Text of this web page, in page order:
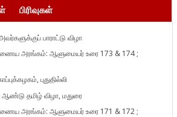
பிரிவுகள்
பாராட்டு விழா
அரங்கம்: ஆளுமையர் உரை 173 & 174 ;
புதுதில்லி
ஆண்டு தமிழ் விழா, மதுரை
அரங்கம்: ஆளுமையர் உரை 171 & 172 ;